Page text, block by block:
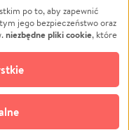
Edukacja
Podróż
Impreza
Ochrona środowiska
Biznes
po to, aby zapewnić
jego bezpieczeństwo oraz
niezbędne pliki cookie, które
Możesz wyrazić
momencie masz
zgodami cookie”,
Opcjonalne pliki